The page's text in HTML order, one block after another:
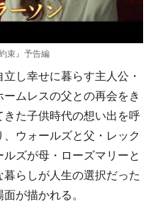
束』予告編
し幸せに暮らす主人公・
ムレスの父との再会をき
た子供時代の想い出を呼
ウォールズと父・レック
ズが母・ローズマリーと
らしが人生の選択だった
が描かれる。